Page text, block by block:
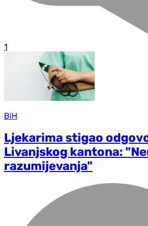
1
BiH
Ljekarima stigao
Livanjskog kantona:
razumijevanja"